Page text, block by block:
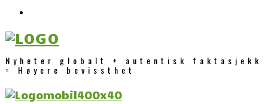
Nyheter globalt + autentisk faktasjekk
= Høyere bevissthet